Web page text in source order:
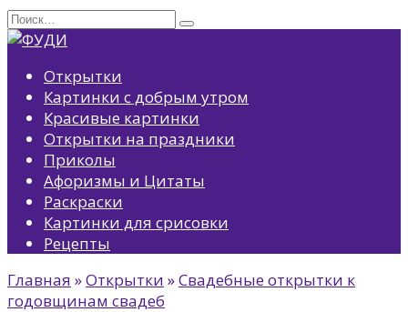
Перейти
к
Search
for:
Открытки
Картинки с добрым утром
Красивые картинки
Открытки на праздники
Приколы
Афоризмы и Цитаты
Раскраски
Картинки для срисовки
Рецепты
Главная »Открытки »Свадебные открытки к
годовщинам свадеб